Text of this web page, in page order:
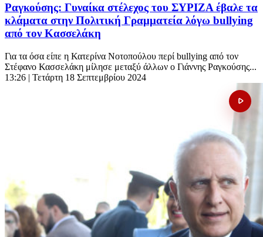
Ραγκούσης: Γυναίκα στέλεχος του ΣΥΡΙΖΑ έβαλε τα
κλάματα στην Πολιτική Γραμματεία λόγω bullying
από τον Κασσελάκη
Για τα όσα είπε η Κατερίνα Νοτοπούλου περί bullying από τον
Στέφανο Κασσελάκη μίλησε μεταξύ άλλων ο Γιάννης Ραγκούσης...
13:26 | Τετάρτη 18 Σεπτεμβρίου 2024